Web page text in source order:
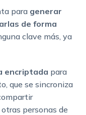
para generar
de forma
clave más, ya
encriptada para
que se sincroniza
personas de